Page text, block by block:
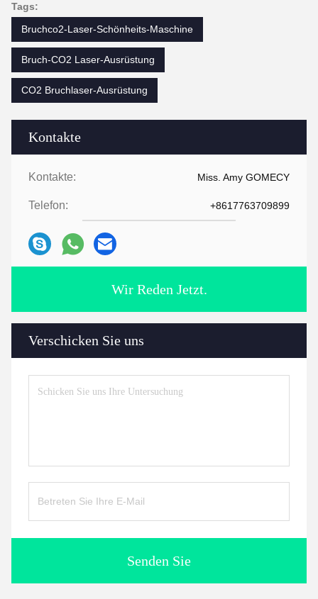
Kontakte
Kontakte: Miss. Amy GOMECY
Telefon: +8617763709899
Wir Reden Jetzt.
Verschicken Sie uns
Senden Sie
Tags:
Bruchco2-Laser-Schönheits-Maschine
Bruch-CO2 Laser-Ausrüstung
CO2 Bruchlaser-Ausrüstung